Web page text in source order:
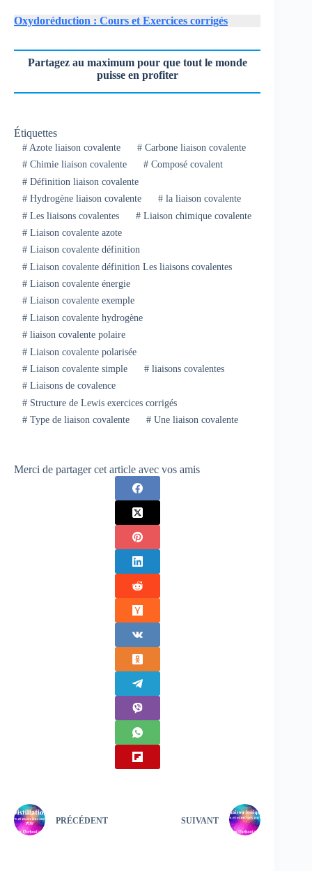
Oxydoréduction : Cours et Exercices corrigés
Partagez au maximum pour que tout le monde
puisse en profiter
Étiquettes
#Azote liaison covalente #Carbone liaison covalente
#Chimie liaison covalente #Composé covalent
#Définition liaison covalente
#Hydrogène liaison covalente #la liaison covalente
#Les liaisons covalentes #Liaison chimique covalente
#Liaison covalente azote
#Liaison covalente définition
#Liaison covalente définition Les liaisons covalentes
#Liaison covalente énergie
#Liaison covalente exemple
#Liaison covalente hydrogène
#liaison covalente polaire
#Liaison covalente polarisée
#Liaison covalente simple #liaisons covalentes
#Liaisons de covalence
#Structure de Lewis exercices corrigés
#Type de liaison covalente #Une liaison covalente
Merci de partager cet article avec vos amis
PRÉCÉDENT SUIVANT